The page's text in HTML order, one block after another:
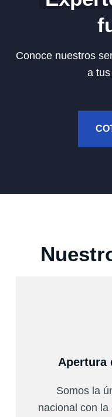
Conoce nuestros
a
Apertura
Somos la
nacional con